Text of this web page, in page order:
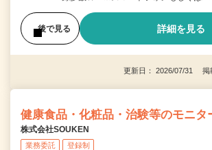
後で見る 詳細を見る
更新日： 2026/07/31 掲
健康食品・化粧品・治験等のモニタ
株式会社SOUKEN
業務委託 登録制